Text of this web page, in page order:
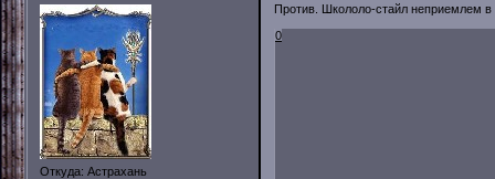
Откуда: Астрахань
Против. Школоло-стайл неприемлем
0